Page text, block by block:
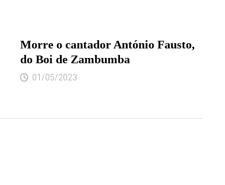
Morre o cantador António Fausto,
do Boi de Zambumba
01/05/2023